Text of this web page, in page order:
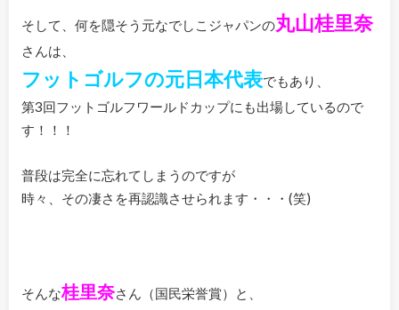
そして、何を隠そう元なでしこジャパンの丸山桂里奈
さんは、
フットゴルフの元日本代表でもあり、
第3回フットゴルフワールドカップにも出場しているので
す！！！
普段は完全に忘れてしまうのですが
時々、その凄さを再認識させられます・・・(笑)
そんな桂里奈さん（国民栄誉賞）と、